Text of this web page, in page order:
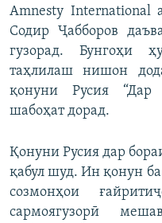
Amnesty International
Содир Ҷабборов
гузорад. Бунгоҳи
таҳлилаш нишон
қонуни Русия “Дар
шабоҳат дорад.
Қонуни Русия дар
қабул шуд. Ин қонун ба
созмонҳои
сармоягузорӣ